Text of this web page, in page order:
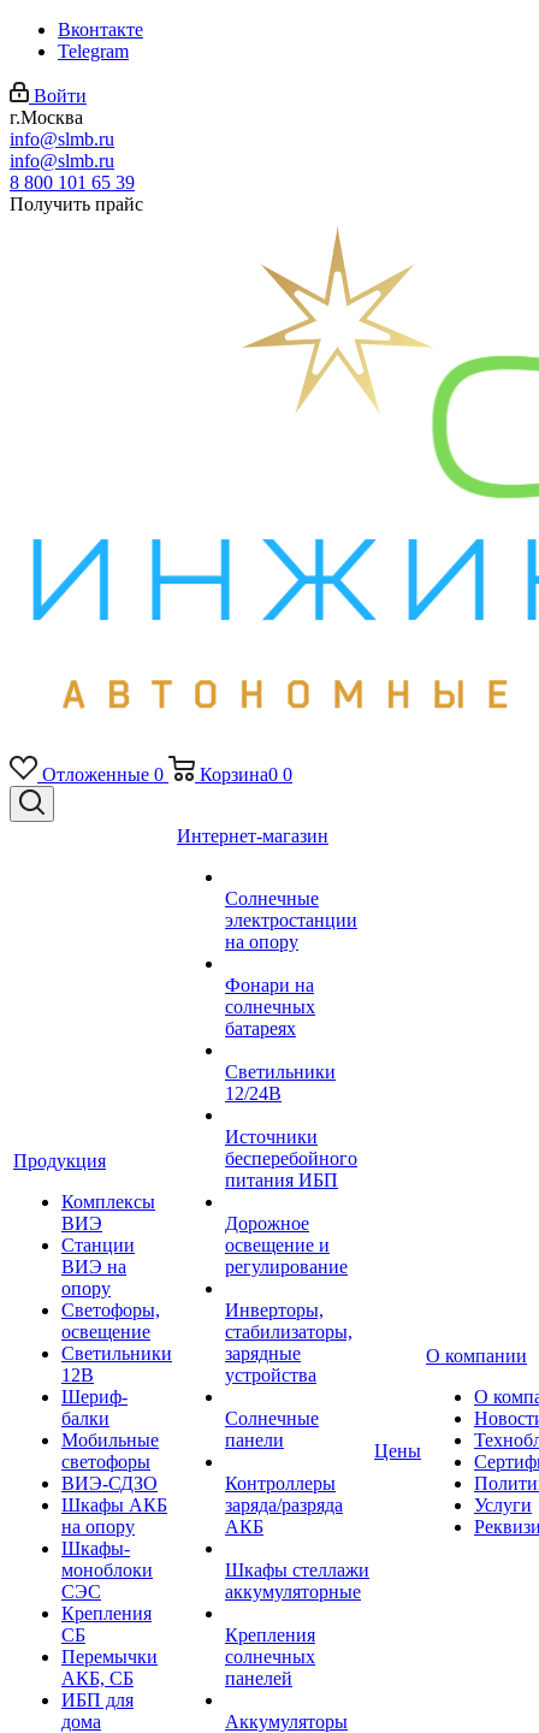
Вконтакте
Telegram
Войти
г.Москва
info@slmb.ru
info@slmb.ru
8 800 101 65 39
Получить прайс
Отложенные 0 Корзина0 0
Продукция
Комплексы
ВИЭ
Станции
ВИЭ на
опору
Светофоры,
освещение
Светильники
12В
Шериф-
балки
Мобильные
светофоры
ВИЭ-СДЗО
Шкафы АКБ
на опору
Шкафы-
моноблоки
СЭС
Крепления
СБ
Перемычки
АКБ, СБ
ИБП для
дома
Интернет-магазин
Солнечные
электростанции
на опору
Фонари на
солнечных
батареях
Светильники
12/24В
Источники
бесперебойного
питания ИБП
Дорожное
освещение и
регулирование
Инверторы,
стабилизаторы,
зарядные
устройства
Солнечные
панели
Контроллеры
заряда/разряда
АКБ
Шкафы стеллажи
аккумуляторные
Крепления
солнечных
панелей
Аккумуляторы
Цены
О компании
О
Услуги